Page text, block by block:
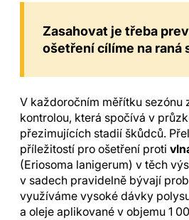
Zasahovat je třeba
ošetření cílíme na raná
V každoročním měřítku sezónu
kontrolou, která spočívá v
přezimujících stadií škůdců.
příležitostí pro ošetření proti
(Eriosoma lanigerum) v těch
v sadech pravidelně bývají
využíváme vysoké dávky
a oleje aplikované v objemu 1